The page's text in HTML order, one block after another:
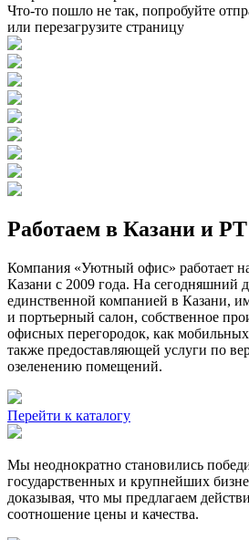
Что-то пошло не так, попробуйте
или перезагрузите страницу
Работаем в Казани и РТ
Компания «Уютный офис» работает
Казани с 2009 года. На сегодняшний
единственной компанией в Казани,
и портьерный салон, собственное
офисных перегородок, как
также предоставляющей услуги по
озеленению помещений.
Перейти к каталогу
Мы неоднократно становились
государственных и крупнейших
доказывая, что мы предлагаем
соотношение цены и качества.